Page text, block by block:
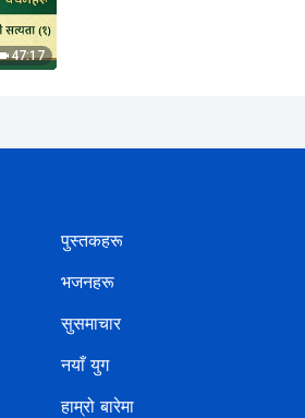
47:17
पुस्तकहरू
भजनहरू
सुसमाचार
नयाँ युग
हाम्रो बारेमा